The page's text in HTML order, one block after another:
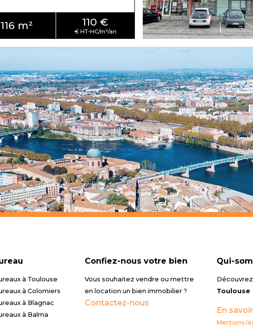
116 m² 110 €
à Toulouse
à Colomiers
à Blagnac
à Balma
Confiez-nous votre bien
Vous souhaitez vendre ou mettre
en location un bien immobilier ?
Contactez-nous
Qui-
Toulouse
En
Mentions